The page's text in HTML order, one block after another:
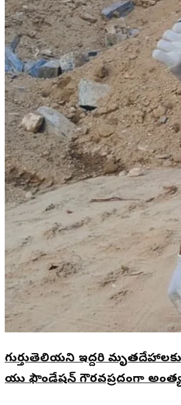
గుర్తుతెలియని ఇద్దరి
యు ఫౌండేషన్ గౌరవప్రదంగా